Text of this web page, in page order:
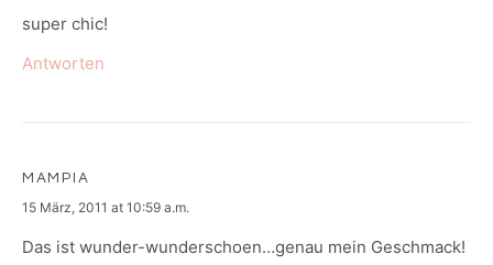
super chic!
Antworten
MAMPIA
says:
15 März, 2011 at 10:59 a.m.
Das ist wunder-wunderschoen…genau mein Geschmack!